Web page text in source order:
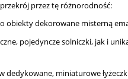
przez tę różnorodność:
obiekty dekorowane misterną
pojedyncze solniczki, jak i
miniaturowe